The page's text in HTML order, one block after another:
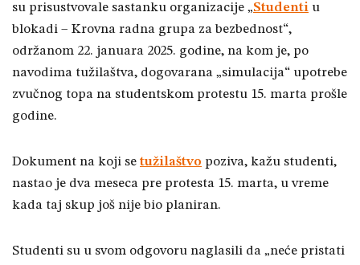
su prisustvovale sastanku organizacije „Studenti u
blokadi – Krovna radna grupa za bezbednost“,
održanom 22. januara 2025. godine, na kom je, po
navodima tužilaštva, dogovarana „simulacija“ upotrebe
zvučnog topa na studentskom protestu 15. marta prošle
godine.
Dokument na koji se tužilaštvo poziva, kažu studenti,
nastao je dva meseca pre protesta 15. marta, u vreme
kada taj skup još nije bio planiran.
Studenti su u svom odgovoru naglasili da „neće pristati